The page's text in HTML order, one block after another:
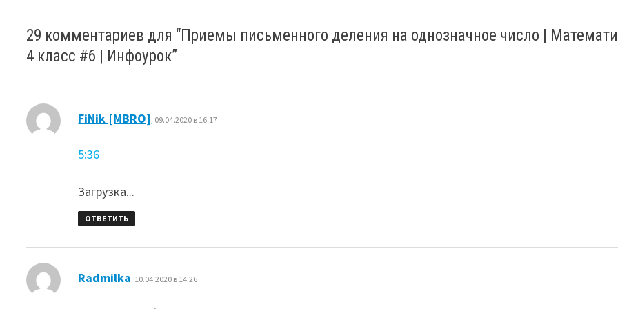
29 комментариев для “Приемы письменного деления на однозначное число |
4 класс #6 | Инфоурок”
FiNik [MBRO] 09.04.2020 в 16:17
5:36
Загрузка...
ОТВЕТИТЬ
Radmilka 10.04.2020 в 14:26